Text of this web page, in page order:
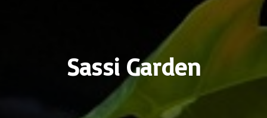
Sassi Garden